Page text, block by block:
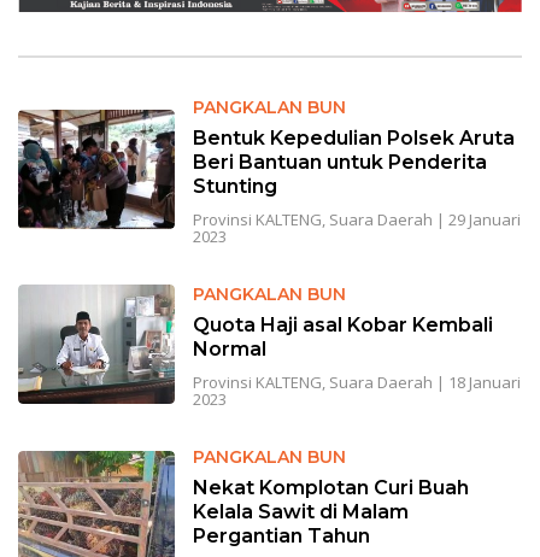
PANGKALAN BUN
Bentuk Kepedulian Polsek Aruta
Beri Bantuan untuk Penderita
Stunting
Provinsi KALTENG, Suara Daerah | 29 Januari
2023
PANGKALAN BUN
Quota Haji asal Kobar Kembali
Normal
Provinsi KALTENG, Suara Daerah | 18 Januari
2023
PANGKALAN BUN
Nekat Komplotan Curi Buah
Kelala Sawit di Malam
Pergantian Tahun